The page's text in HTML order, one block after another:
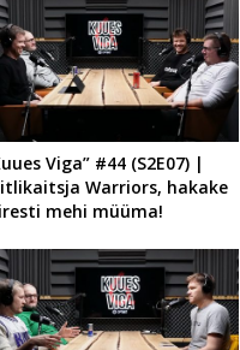
Viga” #44 (S2E07) |
Warriors, hakake
mehi müüma!